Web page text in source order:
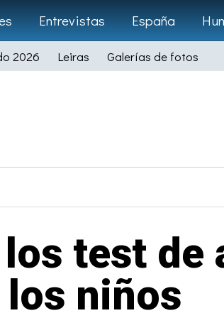
Entrevistas España
2026 Leiras Galerías de fotos
test de
niños